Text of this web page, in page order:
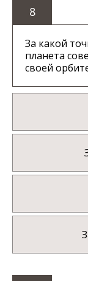
8
За какой
планета
своей